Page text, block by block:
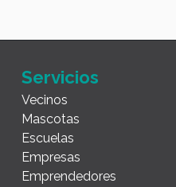
Servicios
Vecinos
Mascotas
Escuelas
Empresas
Emprendedores